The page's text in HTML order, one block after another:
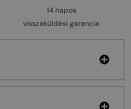
14 napos
visszaküldési garancia